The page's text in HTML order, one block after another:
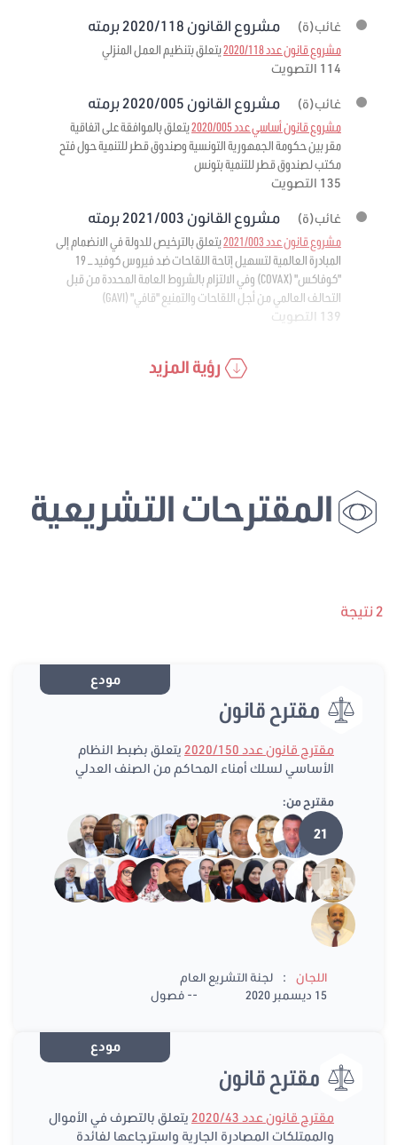
غائب(ة) مشروع القانون 2020/118 برمته
مشروع قانون عدد 2020/118
يتعلق بتنظيم العمل المنزلي
114 التصويت
غائب(ة) مشروع القانون 2020/005 برمته
مشروع قانون أساسي عدد 2020/005
يتعلق بالموافقة على اتفاقية
مقر بين حكومة الجمهورية التونسية وصندوق قطر للتنمية حول فتح
مكتب لصندوق قطر للتنمية بتونس
135 التصويت
غائب(ة) مشروع القانون 2021/003 برمته
مشروع قانون عدد 2021/003
يتعلق بالترخيص للدولة في الانضمام إلى
المبادرة العالمية لتسهيل إتاحة اللقاحات ضد فيروس كوفيد – 19
"كوفاكس" (COVAX) وفي الالتزام بالشروط العامة المحددة من قبل
التحالف العالمي من أجل اللقاحات والتمنيع "قافي" (GAVI)
139 التصويت
رؤية المزيد
المقترحات التشريعية
2 نتيجة
مودع
مقترح قانون
مقترح قانون عدد 2020/150
يتعلق بضبط النظام
الأساسي لسلك أمناء المحاكم من الصنف العدلي
مقترح من:
21
اللجان :
لجنة التشريع العام
15 ديسمبر 2020
-- فصول
مودع
مقترح قانون
مقترح قانون عدد 2020/43
يتعلق بالتصرف في الأموال
والممتلكات المصادرة الجارية واسترجاعها لفائدة